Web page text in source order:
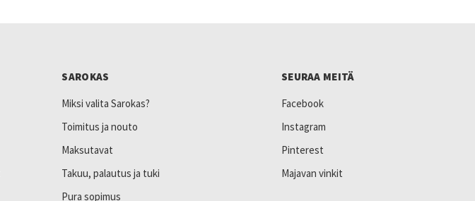
SAROKAS
Miksi valita Sarokas?
Toimitus ja nouto
Maksutavat
Takuu, palautus ja tuki
Pura sopimus
SEURAA MEITÄ
Facebook
Instagram
Pinterest
Majavan vinkit